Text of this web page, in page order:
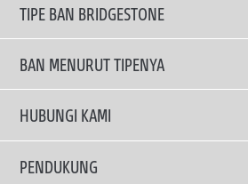
TIPE BAN BRIDGESTONE
BAN MENURUT TIPENYA
Ban ENLITEN
Ban Performa
HUBUNGI KAMI
Email Kami
PENDUKUNG